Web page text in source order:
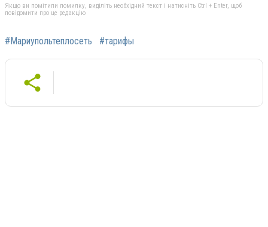
Якщо ви помітили помилку, виділіть необхідний текст і натисніть Ctrl + Enter, щоб
повідомити про це редакцію
#Мариупольтеплосеть #тарифы